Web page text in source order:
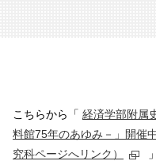
こちらから「 経済学部附属
料館75年のあゆみ－」開催
究科ページへリンク）